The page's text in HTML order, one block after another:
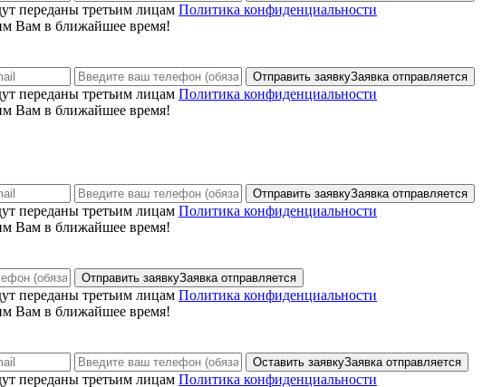
переданы третьим лицам Политика конфиденциальности
Вам в ближайшее время!
Отправить заявкуЗаявка отправляется
переданы третьим лицам Политика конфиденциальности
Вам в ближайшее время!
Отправить заявкуЗаявка отправляется
переданы третьим лицам Политика конфиденциальности
Вам в ближайшее время!
Отправить заявкуЗаявка отправляется
переданы третьим лицам Политика конфиденциальности
Вам в ближайшее время!
Оставить заявкуЗаявка отправляется
переданы третьим лицам Политика конфиденциальности